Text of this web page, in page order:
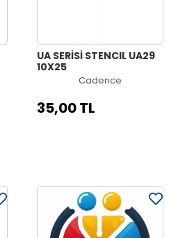
UA SERİSİ STENCIL UA29
10X25
Cadence
35,00 TL